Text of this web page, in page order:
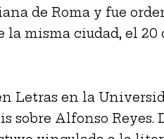
de Roma y fue
la misma ciudad, el 20
Letras en la
sobre Alfonso Reyes.